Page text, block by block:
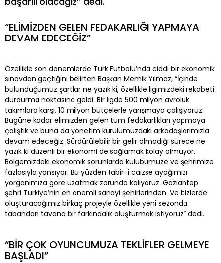
“ELİMİZDEN GELEN FEDAKARLIĞI YAPMAYA
DEVAM EDECEĞİZ”
Özellikle son dönemlerde Türk Futbolu’nda ciddi bir ekonomik
sınavdan geçtiğini belirten Başkan Memik Yılmaz, “İçinde
bulunduğumuz şartlar ne yazık ki, özellikle ligimizdeki rekabeti
durdurma noktasına geldi. Bir ligde 500 milyon avroluk
takımlara karşı, 10 milyon bütçelerle yarışmaya çalışıyoruz.
Bugüne kadar elimizden gelen tüm fedakarlıkları yapmaya
çalıştık ve buna da yönetim kurulumuzdaki arkadaşlarımızla
devam edeceğiz. Sürdürülebilir bir gelir olmadığı sürece ne
yazık ki düzenli bir ekonomi de sağlamak kolay olmuyor.
Bölgemizdeki ekonomik sorunlarda kulübümüze ve şehrimize
fazlasıyla yansıyor. Bu yüzden tabir-i caizse ayağımızı
yorganımıza göre uzatmak zorunda kalıyoruz. Gaziantep
şehri Türkiye’nin en önemli sanayi şehirlerinden. Ve bizlerde
oluşturacağımız birkaç projeyle özellikle yeni sezonda
tabandan tavana bir farkındalık oluşturmak istiyoruz” dedi.
“BİR ÇOK OYUNCUMUZA TEKLİFLER GELMEYE
BAŞLADI”